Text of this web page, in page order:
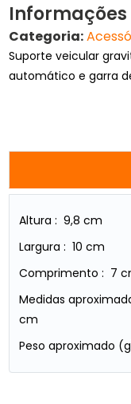
Informações
Categoria:
Suporte veicular
automático e garra
Altura : 9,8 cm
Largura : 10 cm
Comprimento : 7
Medidas
cm
Peso aproximado